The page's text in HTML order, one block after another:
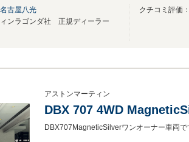
古屋八光
ンラゴンダ社 正規ディーラー
クチコミ評価
アストンマーティン
DBX 707 4WD
DBX707MagneticSilverワンオーナー車両